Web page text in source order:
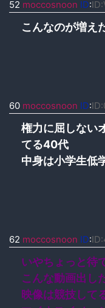
52 moccosnoon ID:
こんなのが増え
60 moccosnoon ID:
権力に屈しない
てる40代
中身は小学生低
62 moccosnoon ID:
いやちょっと待
こんな動画出し
映像は競技して